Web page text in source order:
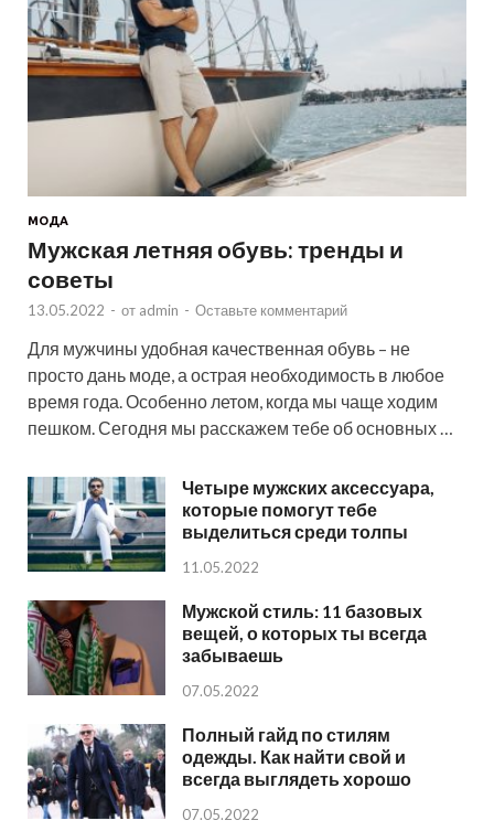
МОДА
Мужская летняя обувь: тренды и
советы
13.05.2022 - от admin - Оставьте комментарий
Для мужчины удобная качественная обувь – не
просто дань моде, а острая необходимость в любое
время года. Особенно летом, когда мы чаще ходим
пешком. Сегодня мы расскажем тебе об основных …
Четыре мужских аксессуара,
которые помогут тебе
выделиться среди толпы
11.05.2022
Мужской стиль: 11 базовых
вещей, о которых ты всегда
забываешь
07.05.2022
Полный гайд по стилям
одежды. Как найти свой и
всегда выглядеть хорошо
07.05.2022